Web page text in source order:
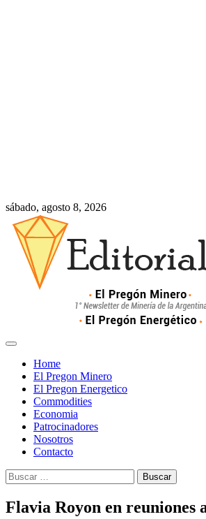
sábado, agosto 8, 2026
Home
El Pregon Minero
El Pregon Energetico
Commodities
Economia
Patrocinadores
Nosotros
Contacto
Buscar:
Flavia Royon en reuniones